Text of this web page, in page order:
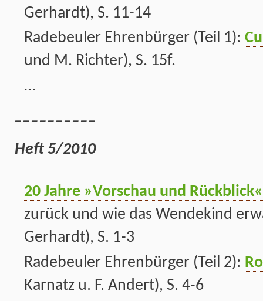
Gerhardt), S. 11-14
Radebeuler Ehrenbürger (Teil 1):
und M. Richter), S. 15f.
…
Heft 5/2010
20 Jahre »Vorschau und Rückblick«
zurück und wie das Wendekind
Gerhardt), S. 1-3
Radebeuler Ehrenbürger (Teil 2):
Karnatz u. F. Andert), S. 4-6